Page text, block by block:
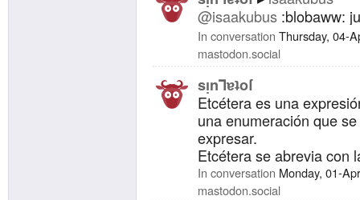
@isaakubus :blobaww:
In conversation Thursday, 04-
mastodon.social
sᴉnꓶɐʇoſ
Etcétera es una
una enumeración que
expresar.
Etcétera se abrevia con
In conversation Monday, 01-
mastodon.social